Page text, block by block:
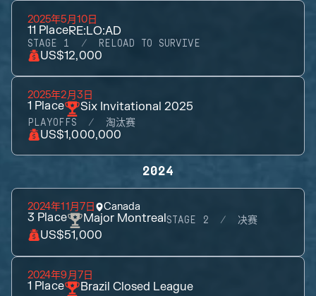
2025年5月10日
11 PlaceRE:LO:AD
STAGE 1 RELOAD TO SURVIVE
US$12,000
2025年2月3日
1 Place Six Invitational 2025
PLAYOFFS 淘汰赛
US$1,000,000
2024
2024年11月7日 Canada
3 Place Major MontrealSTAGE 2 决赛
US$51,000
2024年9月7日
1 Place Brazil Closed League